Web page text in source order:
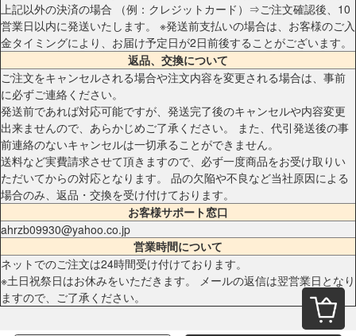
上記以外の決済の場合 （例：クレジットカード）⇒ご注文確認後、10
営業日以内に発送いたします。 ※発送前支払いの場合は、お客様のご入
金タイミングにより、お届け予定日が2日前後することがございます。
返品、交換について
ご注文をキャンセルされる場合や注文内容を変更される場合は、事前
に必ずご連絡ください。
発送前であれば対応可能ですが、発送完了後のキャンセルや内容変更
出来ませんので、あらかじめご了承ください。 また、代引発送後の事
前連絡のないキャンセルは一切承ることができません。
送料など実費請求させて頂きますので、必ず一度商品をお受け取りい
ただいてからの対応となります。 品の欠陥や不良など当社原因による
場合のみ、返品・交換を受け付けております。
お客様サポート窓口
ahrzb09930@yahoo.co.jp
営業時間について
ネットでのご注文は24時間受け付けております。
※土日祝祭日はお休みをいただきます。 メールの返信は翌営業日となり
ますので、ご了承ください。